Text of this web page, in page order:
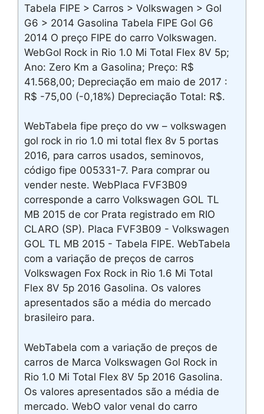
Tabela FIPE > Carros > Volkswagen > Gol
G6 > 2014 Gasolina Tabela FIPE Gol G6
2014 O preço FIPE do carro Volkswagen.
WebGol Rock in Rio 1.0 Mi Total Flex 8V 5p;
Ano: Zero Km a Gasolina; Preço: R$
41.568,00; Depreciação em maio de 2017 :
R$ -75,00 (-0,18%) Depreciação Total: R$.
WebTabela fipe preço do vw – volkswagen
gol rock in rio 1.0 mi total flex 8v 5 portas
2016, para carros usados, seminovos,
código fipe 005331-7. Para comprar ou
vender neste. WebPlaca FVF3B09
corresponde a carro Volkswagen GOL TL
MB 2015 de cor Prata registrado em RIO
CLARO (SP). Placa FVF3B09 - Volkswagen
GOL TL MB 2015 - Tabela FIPE. WebTabela
com a variação de preços de carros
Volkswagen Fox Rock in Rio 1.6 Mi Total
Flex 8V 5p 2016 Gasolina. Os valores
apresentados são a média do mercado
brasileiro para.
WebTabela com a variação de preços de
carros de Marca Volkswagen Gol Rock in
Rio 1.0 Mi Total Flex 8V 5p 2016 Gasolina.
Os valores apresentados são a média de
mercado. WebO valor venal do carro